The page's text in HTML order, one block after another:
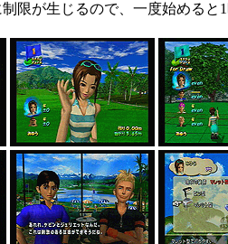
が生じるので、一度始めると